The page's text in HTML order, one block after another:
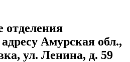
отделения
Амурская обл.,
ул. Ленина, д. 59